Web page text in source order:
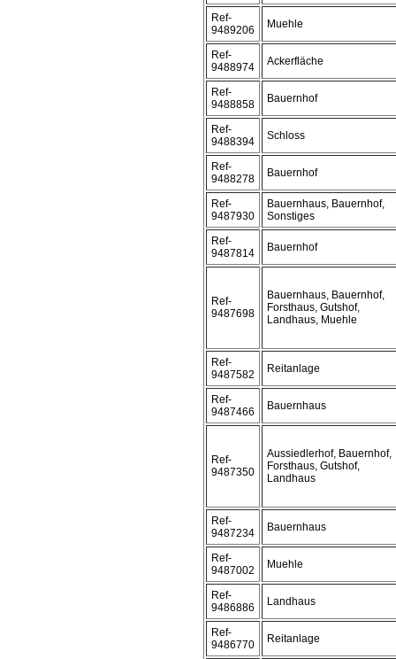
Ref-
9489206
Muehle
Ref-
9488974
Ackerfläche
Ref-
9488858
Bauernhof
Ref-
9488394
Schloss
Ref-
9488278
Bauernhof
Ref-
9487930
Bauernhaus, Bauernhof,
Sonstiges
Ref-
9487814
Bauernhof
Ref-
9487698
Bauernhaus, Bauernhof,
Forsthaus, Gutshof,
Landhaus, Muehle
Ref-
9487582
Reitanlage
Ref-
9487466
Bauernhaus
Ref-
9487350
Aussiedlerhof, Bauernhof,
Forsthaus, Gutshof,
Landhaus
Ref-
9487234
Bauernhaus
Ref-
9487002
Muehle
Ref-
9486886
Landhaus
Ref-
9486770
Reitanlage